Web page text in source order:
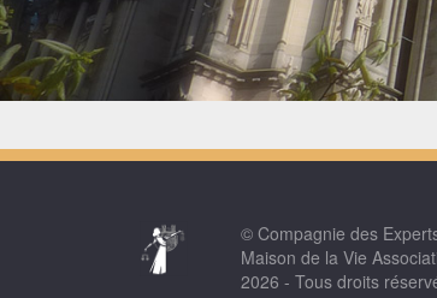
© Compagnie des
Maison de la Vie
2026 - Tous droits